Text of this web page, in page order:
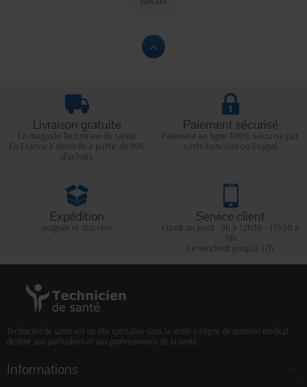
Livraison gratuite
En magasin Technicien de santé
En France à domicile à partir de 99€
d'achats
Paiement sécurisé
Paiement en ligne 100% sécurisé par
carte bancaire ou Paypal
Expédition
soignée et discrète
Service client
Lundi au jeudi : 9h à 12h30 - 13h30 à
18h
Le vendredi jusqu'à 17h
Technicien de santé est un site spécialisé dans la vente en ligne de matériel médical
destiné aux particuliers et aux professionnels de la santé.
Informations